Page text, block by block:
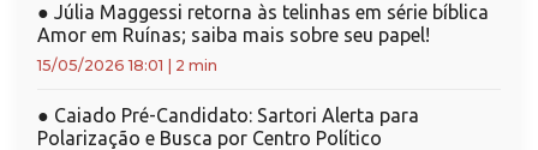
● Júlia Maggessi retorna às telinhas em série bíblica
Amor em Ruínas; saiba mais sobre seu papel!
15/05/2026 18:01 2 min
● Caiado Pré-Candidato: Sartori Alerta para
Polarização e Busca por Centro Político